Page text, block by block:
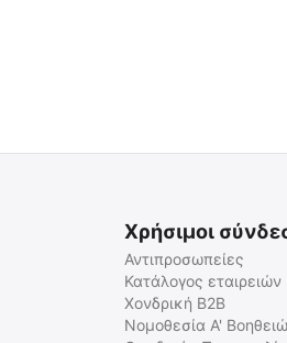
ΚΩΝΟΣ DIFFUSER ΓΙΑ
ΦΑΚΟΥΣ NITECORE 32mm
Χρήσιμοι
Αντιπροσωπείες
Κατάλογος εταιρειών
Χονδρική B2B
Νομοθεσία Α'